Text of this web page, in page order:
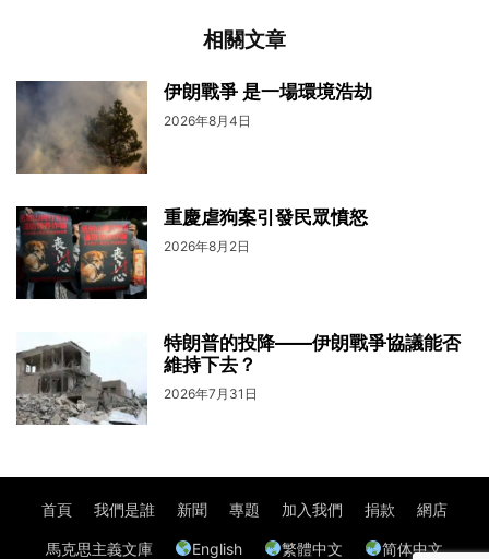
相關文章
伊朗戰爭 是一場環境浩劫
2026年8月4日
重慶虐狗案引發民眾憤怒
2026年8月2日
特朗普的投降——伊朗戰爭協議能否
維持下去？
2026年7月31日
首頁 我們是誰 新聞 專題 加入我們 捐款 網店
馬克思主義文庫 English 繁體中文 简体中文